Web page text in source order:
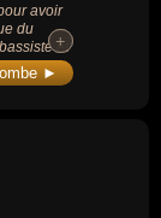
avoir
du
et
« The
+
+
►